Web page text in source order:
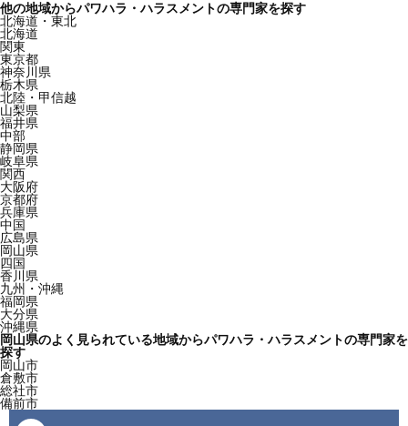
他の地域からパワハラ・ハラスメントの専門家を探す
北海道・東北
北海道
関東
東京都
神奈川県
栃木県
北陸・甲信越
山梨県
福井県
中部
静岡県
岐阜県
関西
大阪府
京都府
兵庫県
中国
広島県
岡山県
四国
香川県
九州・沖縄
福岡県
大分県
沖縄県
岡山県のよく見られている地域からパワハラ・ハラスメントの専門家を
探す
岡山市
倉敷市
総社市
備前市